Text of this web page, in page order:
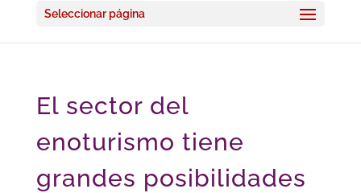
Seleccionar página
El sector del
enoturismo tiene
grandes posibilidades